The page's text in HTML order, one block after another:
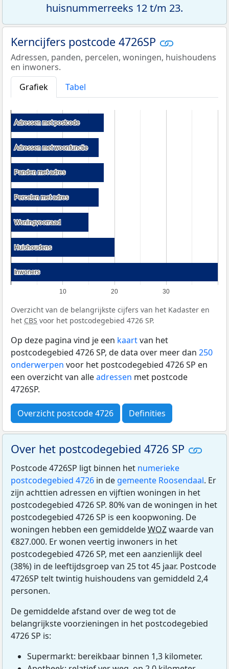
huisnummerreeks 12 t/m 23.
Kerncijfers postcode 4726SP
Adressen, panden, percelen, woningen, huishoudens
en inwoners.
Grafiek
Tabel
10 20 30
Adressen met postcode
Adressen met postcode
Adressen met woonfunctie
Adressen met woonfunctie
Panden met adres
Panden met adres
Percelen met adres
Percelen met adres
Woningvoorraad
Woningvoorraad
Huishoudens
Huishoudens
Inwoners
Inwoners
Overzicht van de belangrijkste cijfers van het Kadaster en
het CBS voor het postcodegebied 4726 SP.
Op deze pagina vind je een kaartvan het
postcodegebied 4726 SP, de data over meer dan 250
onderwerpen voor het postcodegebied 4726 SP en
een overzicht van alleadressen met postcode
4726SP.
Overzicht postcode 4726 Definities
Over het postcodegebied 4726 SP
Postcode 4726SP ligt binnen het numerieke
postcodegebied 4726 in de gemeente Roosendaal. Er
zijn achttien adressen en vijftien woningen in het
postcodegebied 4726 SP. 80% van de woningen in het
postcodegebied 4726 SP is een koopwoning. De
woningen hebben een gemiddeldeWOZwaarde van
€827.000. Er wonen veertig inwoners in het
postcodegebied 4726 SP, met een aanzienlijk deel
(38%) in de leeftijdsgroep van 25 tot 45 jaar. Postcode
4726SP telt twintig huishoudens van gemiddeld 2,4
personen.
De gemiddelde afstand over de weg tot de
belangrijkste voorzieningen in het postcodegebied
4726 SP is:
Supermarkt: bereikbaar binnen 1,3 kilometer.